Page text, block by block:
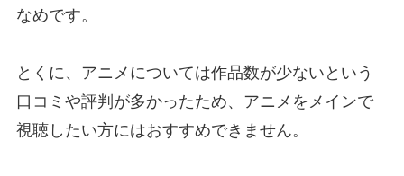
なめです。
とくに、アニメについては作品数が少ないという
口コミや評判が多かったため、アニメをメインで
視聴したい方にはおすすめできません。